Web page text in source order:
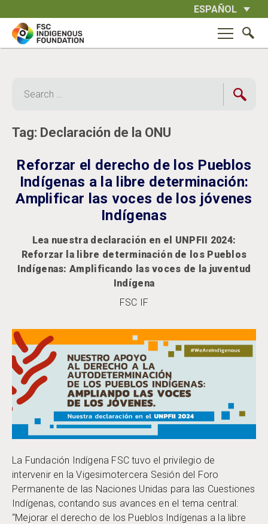
to
content
ESPAÑOL
for:
Tag: Declaración de la ONU
Reforzar el derecho de los Pueblos
Indígenas a la libre determinación:
Amplificar las voces de los jóvenes
Indígenas
Lea nuestra declaración en el UNPFII 2024:
Reforzar la libre determinación de los Pueblos
Indígenas: Amplificando las voces de la juventud
Indígena
FSC IF
La Fundación Indígena FSC tuvo el privilegio de
intervenir en la Vigesimotercera Sesión del Foro
Permanente de las Naciones Unidas para las Cuestiones
Indígenas, contando sus avances en el tema central:
“Mejorar el derecho de los Pueblos Indígenas a la libre